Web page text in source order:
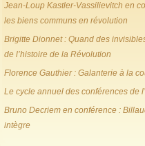
Jean-Loup Kastler-Vassilievitch en
les biens communs en révolution
Brigitte Dionnet : Quand des
de l’histoire de la Révolution
Florence Gauthier : Galanterie à la
Le cycle annuel des conférences de
Bruno Decriem en conférence :
intègre